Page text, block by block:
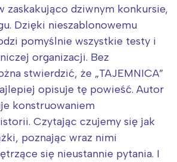
zaskakująco dziwnym konkursie,
Dzięki nieszablonowemu
pomyślnie wszystkie testy i
organizacji. Bez
stwierdzić, że „TAJEMNICA”
opisuje tę powieść. Autor
konstruowaniem
Czytając czujemy się jak
poznając wraz nimi
się nieustannie pytania. I